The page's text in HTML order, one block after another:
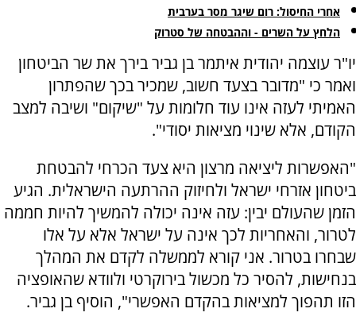
‏אחרי החיסול: רום שיגר מסר בערבית
הלחץ על השרים - וההבטחה של סטרוק
יו"ר עוצמה יהודית איתמר בן גביר בירך את שר הביטחון
ואמר כי "מדובר בצעד חשוב, שמכיר בכך שהפתרון
האמיתי לעזה אינו עוד חלומות על "שיקום" ושיבה למצב
הקודם, אלא שינוי מציאות יסודי".
"האפשרות ליציאה מרצון היא צעד הכרחי להבטחת
ביטחון אזרחי ישראל ולחיזוק ההרתעה הישראלית. הגיע
הזמן שהעולם יבין: עזה אינה יכולה להמשיך להיות חממה
לטרור, והאחריות לכך אינה על ישראל אלא על אלו
שבחרו בטרור. אני קורא לממשלה לקדם את המהלך
בנחישות, להסיר כל מכשול בירוקרטי ולוודא שהאופציה
הזו תהפוך למציאות בהקדם האפשרי", הוסיף בן גביר.